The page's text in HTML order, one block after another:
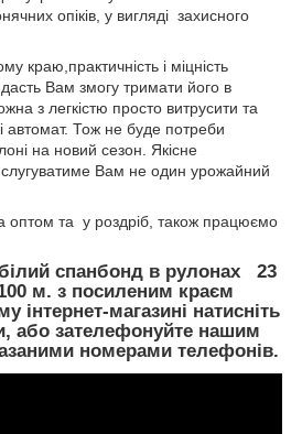
опіків, у вигляді захисного
і міцність
Вам змогу тримати його в
з легкістю просто витрусити та
автомат. Тож не буде потреби
на новий сезон. Якісне
Вам не один урожайний
оптом та у роздріб, також працюємо
спанбонд в рулонах 23
м. з посиленим краєм
інтернет-магазині натисніть
або зателефонуйте нашим
номерами телефонів.